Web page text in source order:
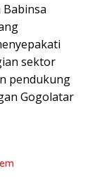
sektor
pendukung
Gogolatar